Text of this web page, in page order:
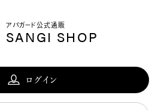
アパガード公式通販
SANGI SHOP
ログイン